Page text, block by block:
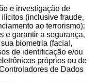
e investigação de
(inclusive fraude,
ao terrorismo);
e garantir a segurança,
biometria (facial,
de identificação e/ou
próprios ou de
de Dados